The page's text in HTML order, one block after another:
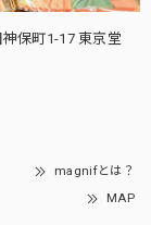
保町1-17 東京堂
magnifとは？
MAP